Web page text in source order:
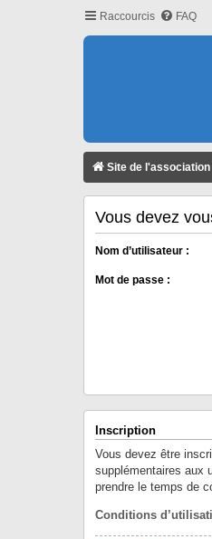
Raccourcis FAQ
Site de l'association
Vous devez
Nom d’utilisateur :
Mot de passe :
Inscription
Vous devez être
supplémentaires aux
prendre le temps de
Conditions